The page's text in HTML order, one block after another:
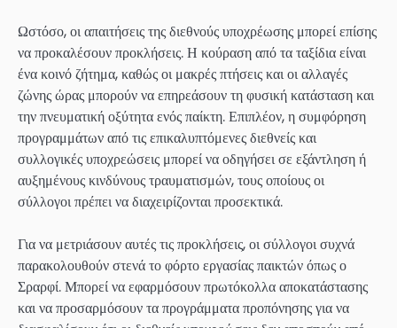
Ωστόσο, οι απαιτήσεις της διεθνούς υποχρέωσης μπορεί επίσης
να προκαλέσουν προκλήσεις. Η κούραση από τα ταξίδια είναι
ένα κοινό ζήτημα, καθώς οι μακρές πτήσεις και οι αλλαγές
ζώνης ώρας μπορούν να επηρεάσουν τη φυσική κατάσταση και
την πνευματική οξύτητα ενός παίκτη. Επιπλέον, η συμφόρηση
προγραμμάτων από τις επικαλυπτόμενες διεθνείς και
συλλογικές υποχρεώσεις μπορεί να οδηγήσει σε εξάντληση ή
αυξημένους κινδύνους τραυματισμών, τους οποίους οι
σύλλογοι πρέπει να διαχειρίζονται προσεκτικά.
Για να μετριάσουν αυτές τις προκλήσεις, οι σύλλογοι συχνά
παρακολουθούν στενά το φόρτο εργασίας παικτών όπως ο
Σραρφί. Μπορεί να εφαρμόσουν πρωτόκολλα αποκατάστασης
και να προσαρμόσουν τα προγράμματα προπόνησης για να